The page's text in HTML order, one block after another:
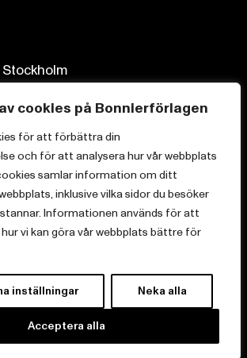
cookies på Bonnierförlagen
för att förbättra din
och för att analysera hur vår webbplats
samlar information om ditt
inklusive vilka sidor du besöker
Informationen används för att
vi kan göra vår webbplats bättre för
inställningar Neka alla
Acceptera alla
Stockholm
Om Bonnierförlagen
Cookies
Integritetspolicy